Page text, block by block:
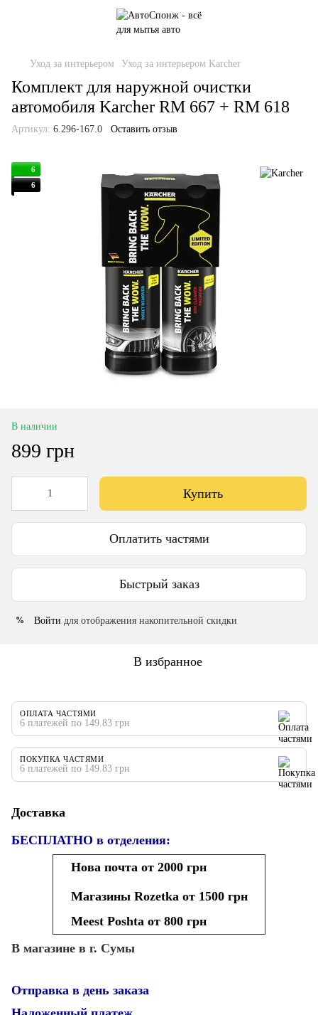
Уход за интерьером Уход за интерьером Karcher
Комплект для наружной очистки
автомобиля Karcher RM 667 + RM 618
Артикул: 6.296-167.0 Оставить отзыв
6
6
В наличии
899 грн
Купить
Оплатить частями
Быстрый заказ
% Войти для отображения накопительной скидки
В избранное
ОПЛАТА ЧАСТЯМИ
6 платежей по 149.83 грн
ПОКУПКА ЧАСТЯМИ
6 платежей по 149.83 грн
Доставка
БЕСПЛАТНО в отделения:
Нова почта от 2000 грн
Магазины Rozetka от 1500 грн
Meest Poshta от 800 грн
В магазине в г. Сумы
Отправка в день заказа